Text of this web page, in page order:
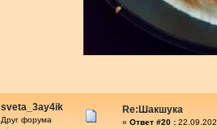
sveta_3ay4ik
Друг форума
Re:Шакшука
« Ответ #20 :